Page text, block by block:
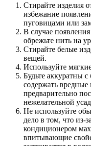
Стирайте изделия
избежание
пуговицами или
В случае
обрежьте нить на
Стирайте белые
вещей.
Используйте
Будьте аккуратны
содержать
предварительно
нежелательной
Не используйте
дело в том, что из-
кондиционером
впитывающие